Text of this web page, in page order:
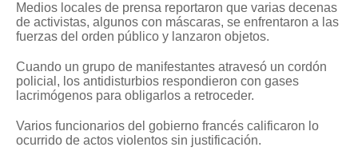
Medios locales de prensa reportaron que varias decenas
de activistas, algunos con máscaras, se enfrentaron a las
fuerzas del orden público y lanzaron objetos.
Cuando un grupo de manifestantes atravesó un cordón
policial, los antidisturbios respondieron con gases
lacrimógenos para obligarlos a retroceder.
Varios funcionarios del gobierno francés calificaron lo
ocurrido de actos violentos sin justificación.